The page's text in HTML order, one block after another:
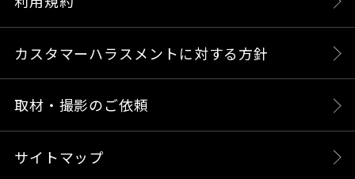
カスタマーハラスメントに対する方針
取材・撮影のご依頼
サイトマップ